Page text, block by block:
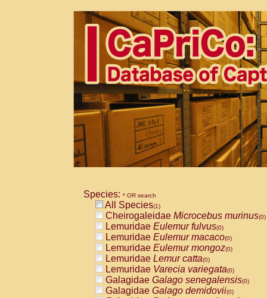
Species: * OR search
All Species(1)
Cheirogaleidae Microcebus murinus(0)
Lemuridae Eulemur fulvus(0)
Lemuridae Eulemur macaco(0)
Lemuridae Eulemur mongoz(0)
Lemuridae Lemur catta(0)
Lemuridae Varecia variegata(0)
Galagidae Galago senegalensis(0)
Galagidae Galago demidovii(0)